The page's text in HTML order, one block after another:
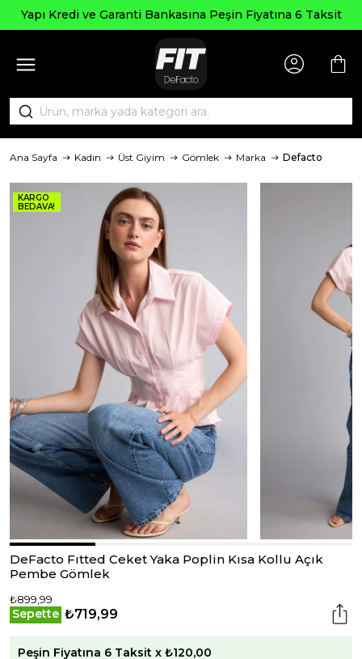
Yapı Kredi ve Garanti Bankasına Peşin Fiyatına 6 Taksit
Ana Sayfa Kadın Üst Giyim Gömlek Marka Defacto
KARGO
BEDAVA!
DeFacto Fıtted Ceket Yaka Poplin Kısa Kollu Açık
Pembe Gömlek
₺899,99
Sepette ₺719,99
Peşin Fiyatına 6 Taksit x ₺120,00